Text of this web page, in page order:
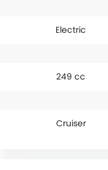
Electric
249 cc
Cruiser